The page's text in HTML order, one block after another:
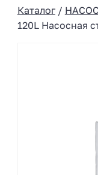
Каталог/
120L Насосная